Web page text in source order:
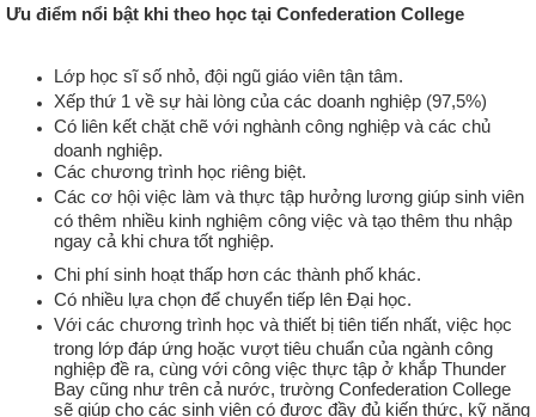
Ưu điểm nổi bật khi theo học tại Confederation College
Lớp học sĩ số nhỏ, đội ngũ giáo viên tận tâm.
Xếp thứ 1 về sự hài lòng của các doanh nghiệp (97,5%)
Có liên kết chặt chẽ với nghành công nghiệp và các chủ
doanh nghiệp.
Các chương trình học riêng biệt.
Các cơ hội việc làm và thực tập hưởng lương giúp sinh viên
có thêm nhiều kinh nghiệm công việc và tạo thêm thu nhập
ngay cả khi chưa tốt nghiệp.
Chi phí sinh hoạt thấp hơn các thành phố khác.
Có nhiều lựa chọn để chuyển tiếp lên Đại học.
Với các chương trình học và thiết bị tiên tiến nhất, việc học
trong lớp đáp ứng hoặc vượt tiêu chuẩn của ngành công
nghiệp đề ra, cùng với công việc thực tập ở khắp Thunder
Bay cũng như trên cả nước, trường Confederation College
sẽ giúp cho các sinh viên có được đầy đủ kiến thức, kỹ năng